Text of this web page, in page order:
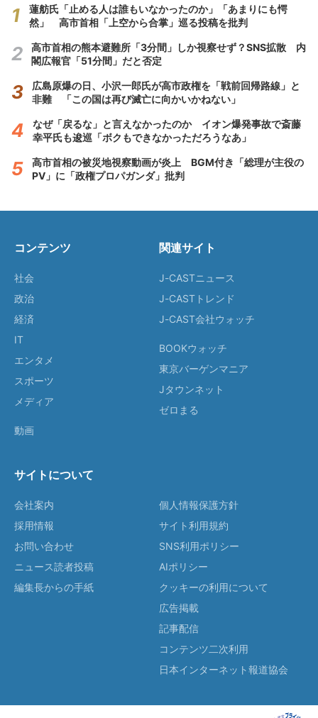
蓮舫氏「止める人は誰もいなかったのか」「あまりにも愕
然」 高市首相「上空から合掌」巡る投稿を批判
高市首相の熊本避難所「3分間」しか視察せず？SNS拡散 内
閣広報官「51分間」だと否定
広島原爆の日、小沢一郎氏が高市政権を「戦前回帰路線」と
非難 「この国は再び滅亡に向かいかねない」
なぜ「戻るな」と言えなかったのか イオン爆発事故で斎藤
幸平氏も逡巡「ボクもできなかっただろうなあ」
高市首相の被災地視察動画が炎上 BGM付き「総理が主役の
PV」に「政権プロパガンダ」批判
コンテンツ
社会
政治
経済
IT
エンタメ
スポーツ
メディア
動画
関連サイト
J-CASTニュース
J-CASTトレンド
J-CAST会社ウォッチ
BOOKウォッチ
東京バーゲンマニア
Jタウンネット
ゼロまる
サイトについて
会社案内
採用情報
お問い合わせ
ニュース読者投稿
編集長からの手紙
個人情報保護方針
サイト利用規約
SNS利用ポリシー
AIポリシー
クッキーの利用について
広告掲載
記事配信
コンテンツ二次利用
日本インターネット報道協会